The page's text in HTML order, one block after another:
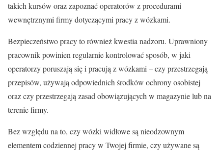
takich kursów oraz zapoznać operatorów z procedurami
wewnętrznymi firmy dotyczącymi pracy z wózkami.
Bezpieczeństwo pracy to również kwestia nadzoru. Uprawniony
pracownik powinien regularnie kontrolować sposób, w jaki
operatorzy poruszają się i pracują z wózkami – czy przestrzegają
przepisów, używają odpowiednich środków ochrony osobistej
oraz czy przestrzegają zasad obowiązujących w magazynie lub na
terenie firmy.
Bez względu na to, czy wózki widłowe są nieodzownym
elementem codziennej pracy w Twojej firmie, czy używane są